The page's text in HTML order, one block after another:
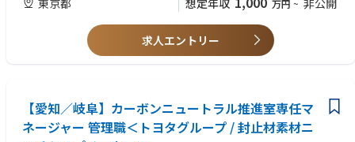
•多様で多文化な従業員や顧客と協力し、パートナーシップを築く能力。
含む、ビジネスレベルの英語力。
• 顧客対応、コミュニケーション、および関係構築に優れたスキル。
• 自主的に業務を遂行し、担当営業エリアを効果的に管理できる実証済み
【歓迎要件】
• クロマトグラフィー用樹脂、ダウンストリーム処理製品、またはバイオ
想定年収 万円 ~ 非公開
求人エントリー
【愛知／岐阜】カーボンニュートラル推進室専任マ
ネージャー 管理職＜トヨタグループ / 封止材素材ニ